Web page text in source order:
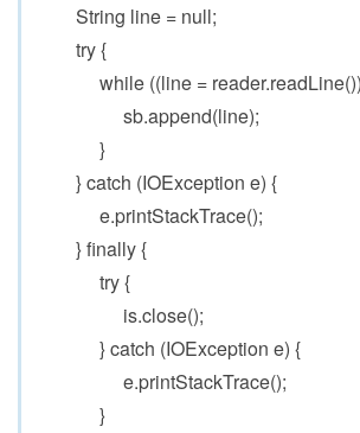
String line = null;
try {
while ((line = reader.readLine())
sb.append(line);
}
} catch (IOException e) {
e.printStackTrace();
} finally {
try {
is.close();
} catch (IOException e) {
e.printStackTrace();
}